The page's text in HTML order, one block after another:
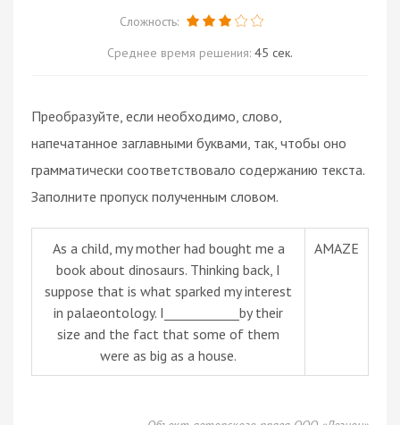
Сложность:
Среднее время решения: 45 сек.
Преобразуйте, если необходимо, слово,
напечатанное заглавными буквами, так, чтобы оно
грамматически соответствовало содержанию текста.
Заполните пропуск полученным словом.
As a child, my mother had bought me a
book about dinosaurs. Thinking back, I
suppose that is what sparked my interest
in palaeontology. I____________by their
size and the fact that some of them
were as big as a house.
AMAZE